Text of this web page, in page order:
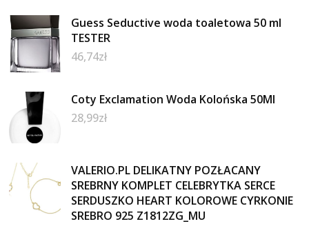
Guess Seductive woda toaletowa 50 ml
TESTER
46,74zł
Coty Exclamation Woda Kolońska 50Ml
28,99zł
VALERIO.PL DELIKATNY POZŁACANY
SREBRNY KOMPLET CELEBRYTKA SERCE
SERDUSZKO HEART KOLOROWE CYRKONIE
SREBRO 925 Z1812ZG_MU